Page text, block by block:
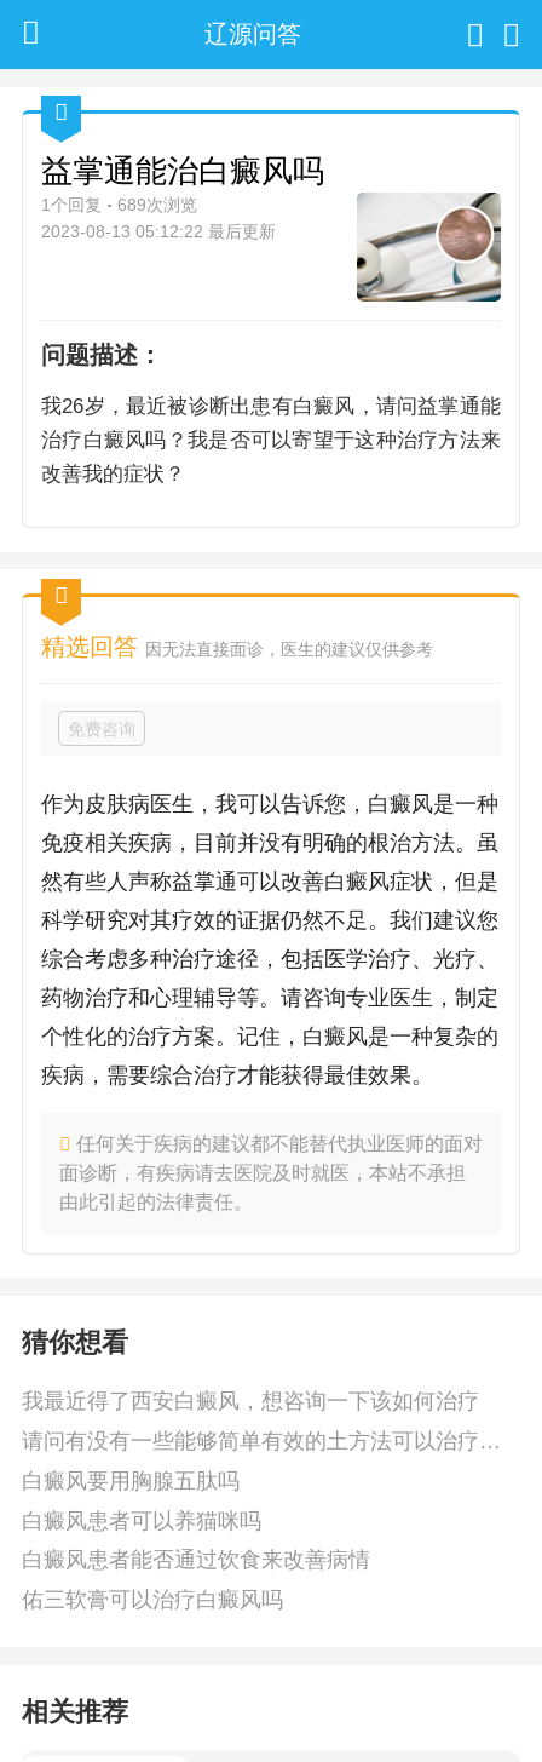
辽源问答
益掌通能治白癜风吗
1个回复
689次浏览
2023-08-13 05:12:22 最后更新
问题描述：
我26岁，最近被诊断出患有白癜风，请问益掌通能
治疗白癜风吗？我是否可以寄望于这种治疗方法来
改善我的症状？
精选回答 因无法直接面诊，医生的建议仅供参考
免费咨询
作为皮肤病医生，我可以告诉您，白癜风是一种
免疫相关疾病，目前并没有明确的根治方法。虽
然有些人声称益掌通可以改善白癜风症状，但是
科学研究对其疗效的证据仍然不足。我们建议您
综合考虑多种治疗途径，包括医学治疗、光疗、
药物治疗和心理辅导等。请咨询专业医生，制定
个性化的治疗方案。记住，白癜风是一种复杂的
疾病，需要综合治疗才能获得最佳效果。
任何关于疾病的建议都不能替代执业医师的面对
面诊断，有疾病请去医院及时就医，本站不承担
由此引起的法律责任。
猜你想看
我最近得了西安白癜风，想咨询一下该如何治疗
请问有没有一些能够简单有效的土方法可以治疗头
部白癜风呢
白癜风要用胸腺五肽吗
白癜风患者可以养猫咪吗
白癜风患者能否通过饮食来改善病情
佑三软膏可以治疗白癜风吗
相关推荐